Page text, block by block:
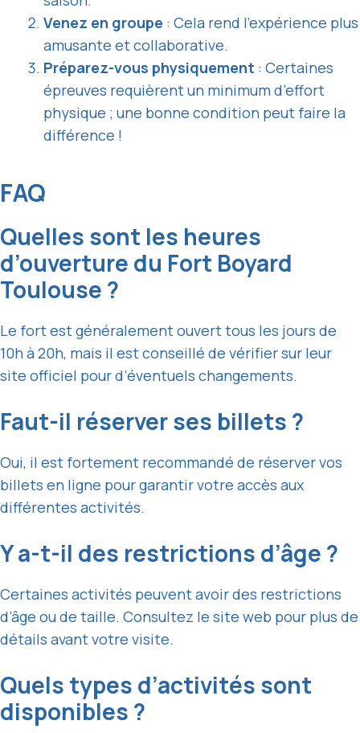
Venez en groupe : Cela rend l’expérience plus
amusante et collaborative.
Préparez-vous physiquement : Certaines
épreuves requièrent un minimum d’effort
physique ; une bonne condition peut faire la
différence !
FAQ
Quelles sont les heures
d’ouverture du Fort Boyard
Toulouse ?
Le fort est généralement ouvert tous les jours de
10h à 20h, mais il est conseillé de vérifier sur leur
site officiel pour d’éventuels changements.
Faut-il réserver ses billets ?
Oui, il est fortement recommandé de réserver vos
billets en ligne pour garantir votre accès aux
différentes activités.
Y a-t-il des restrictions d’âge ?
Certaines activités peuvent avoir des restrictions
d’âge ou de taille. Consultez le site web pour plus de
détails avant votre visite.
Quels types d’activités sont
disponibles ?